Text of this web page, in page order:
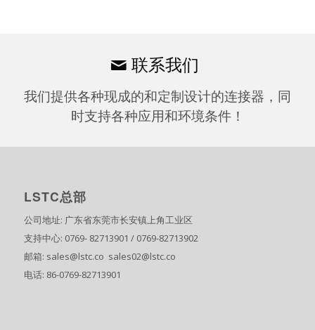
联系我们
我们提供各种现成的和定制设计的连接器，同
时支持各种应用和环境条件！
LSTC总部
公司地址: 广东省东莞市长安镇上角工业区
支持中心: 0769- 82713901 / 0769-82713902
邮箱: sales@lstc.co sales02@lstc.co
电话: 86-0769-82713901